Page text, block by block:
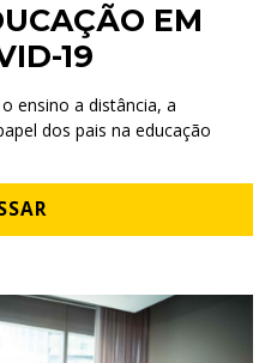
EM
19
ensino a distância, a
dos pais na educação